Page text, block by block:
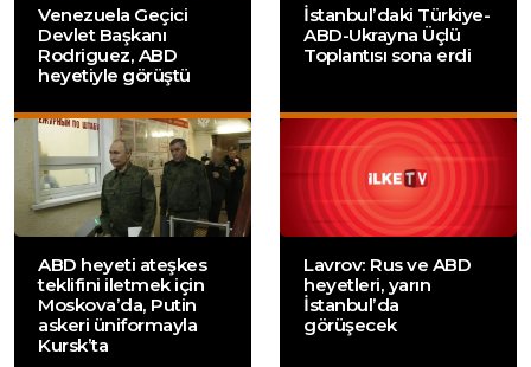
Venezuela Geçici
Devlet Başkanı
Rodriguez, ABD
heyetiyle görüştü
İstanbul’daki Türkiye-
ABD-Ukrayna Üçlü
Toplantısı sona erdi
ABD heyeti ateşkes
teklifini iletmek için
Moskova’da, Putin
askeri üniformayla
Kursk’ta
Lavrov: Rus ve ABD
heyetleri, yarın
İstanbul’da
görüşecek